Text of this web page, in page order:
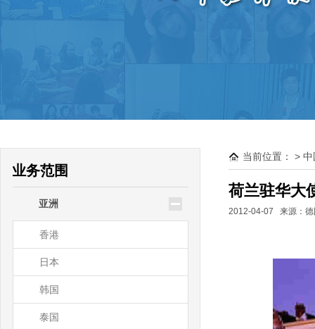
新西兰
瑙鲁
业务范围
亚洲
香港
日本
韩国
泰国
当前位置： > 中
荷兰驻华大
2012-04-07 来源：